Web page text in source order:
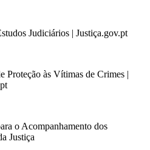
Judiciários | Justiça.gov.pt
Proteção às Vítimas de Crimes |
o Acompanhamento dos
Justiça